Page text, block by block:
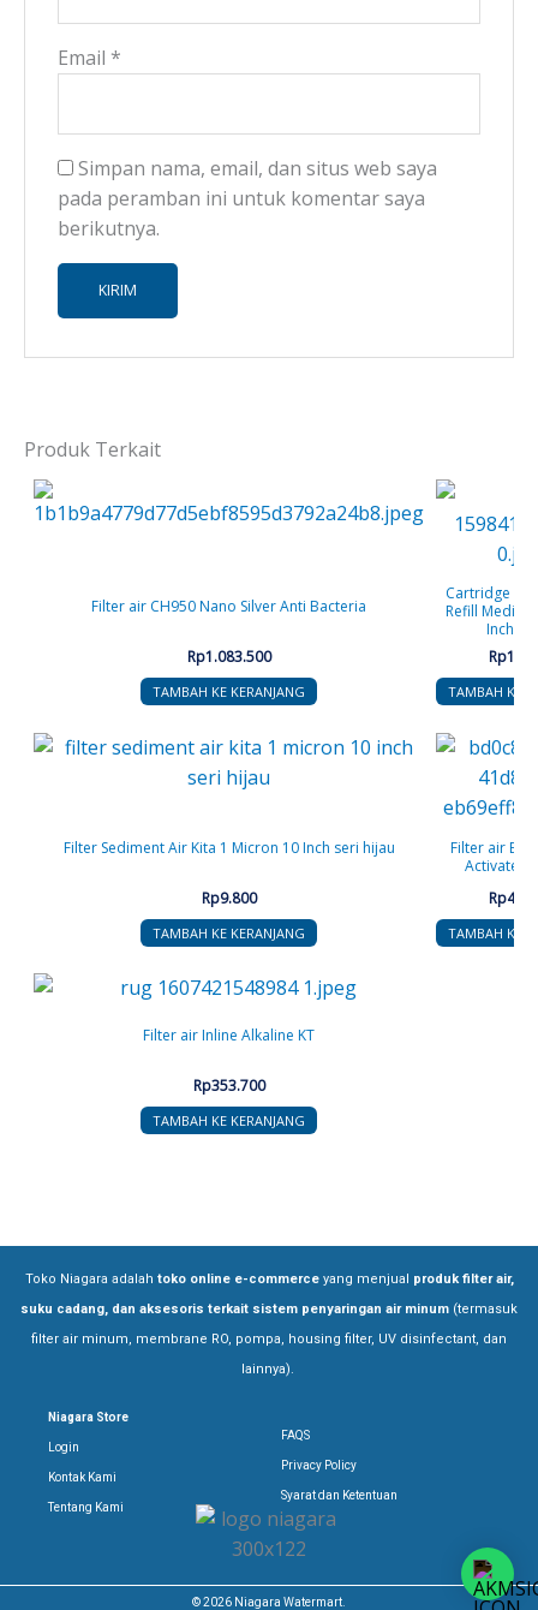
Email *
Simpan nama, email, dan situs web saya
pada peramban ini untuk komentar saya
berikutnya.
Produk Terkait
Filter air CH950 Nano Silver Anti Bacteria
Rp1.083.500
TAMBAH KE KERANJANG
Cartridge
Refill Media
Inch
Rp
TAMBAH KE
Filter Sediment Air Kita 1 Micron 10 Inch seri hijau
Rp9.800
TAMBAH KE KERANJANG
Filter air Big
Activated
Rp
TAMBAH KE
Filter air Inline Alkaline KT
Rp353.700
TAMBAH KE KERANJANG
Toko Niagara adalah toko online e-commerceyang menjual produk filter air,
suku cadang, dan aksesoris terkait sistem penyaringan air minum (termasuk
filter air minum, membrane RO, pompa, housing filter, UV disinfectant, dan
lainnya).
Niagara Store
Login
Kontak Kami
Tentang Kami
FAQS
Privacy Policy
Syarat dan Ketentuan
© 2026 Niagara Watermart.